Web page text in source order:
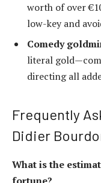
worth of over
low-key and
Comedy
literal
directing all
Frequently
Didier
What is the